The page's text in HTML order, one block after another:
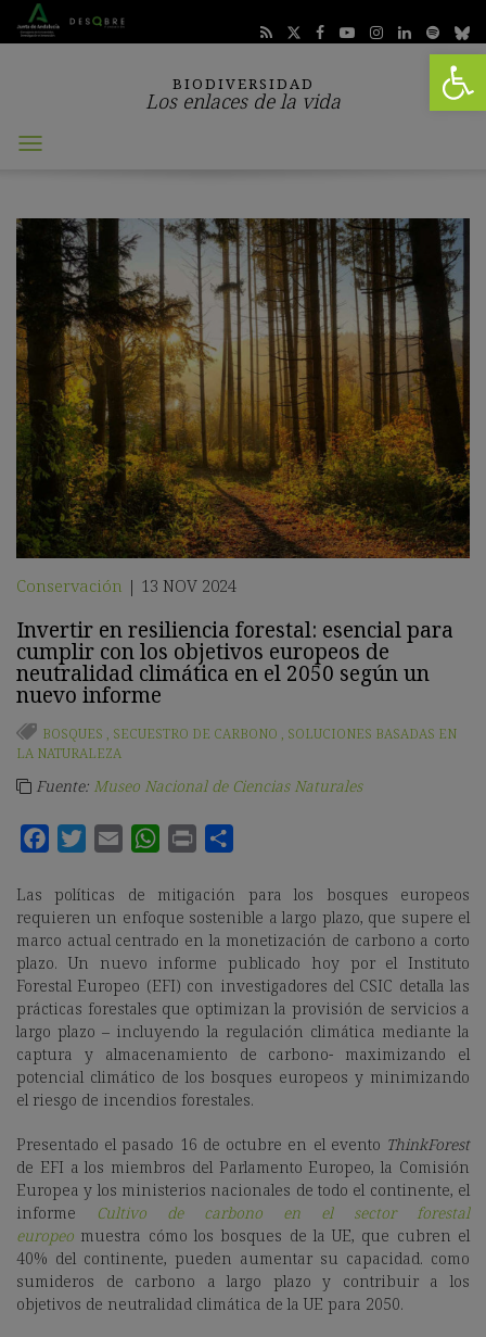
Abrir
BIODIVERSIDAD
Los enlaces de la vida
Abrir
Conservación | 13 NOV 2024
Invertir en resiliencia forestal: esencial para
cumplir con los objetivos europeos de
neutralidad climática en el 2050 según un
nuevo informe
BOSQUES , SECUESTRO DE CARBONO , SOLUCIONES BASADAS EN
LA NATURALEZA
Fuente: Museo Nacional de Ciencias Naturales
Las políticas de mitigación para los bosques europeos
requieren un enfoque sostenible a largo plazo, que supere el
marco actual centrado en la monetización de carbono a corto
plazo. Un nuevo informe publicado hoy por el Instituto
Forestal Europeo (EFI) con investigadores del CSIC detalla las
prácticas forestales que optimizan la provisión de servicios a
largo plazo – incluyendo la regulación climática mediante la
captura y almacenamiento de carbono- maximizando el
potencial climático de los bosques europeos y minimizando
el riesgo de incendios forestales.
Presentado el pasado 16 de octubre en el evento ThinkForest
de EFI a los miembros del Parlamento Europeo, la Comisión
Europea y los ministerios nacionales de todo el continente, el
informe
Cultivo de carbono en el sector forestal
europeo muestra cómo los bosques de la UE, que cubren el
40% del continente, pueden aumentar su capacidad. como
sumideros de carbono a largo plazo y contribuir a los
objetivos de neutralidad climática de la UE para 2050.